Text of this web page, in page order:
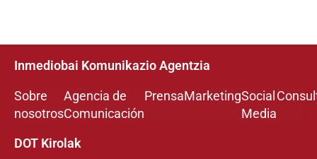
Inmediobai Komunikazio Agentzia
Sobre
nosotros
Agencia de
Comunicación
PrensaMarketingSocial
Media
DOT Kirolak